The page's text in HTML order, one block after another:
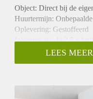
Object: Direct bij de
Huurtermijn:
Oplevering: Gestoffeerd
Inkomen eis: Ja 2,5 x
Garantiestelling
Borg: 1 maand
Gedeelde keuken: Nee
LEES